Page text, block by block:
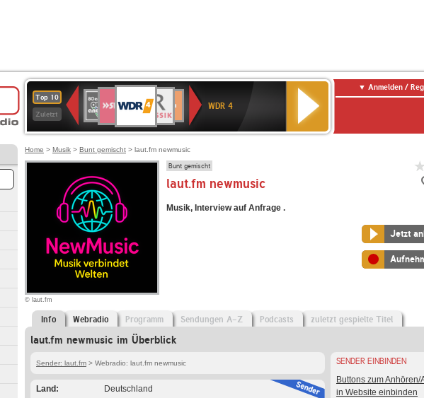
Top 10
Zuletzt
Deutschlandfunk
80er
90er
OLDIE
ANTENNE
4
KLASSIK
Deutschlandfunk
Kultur
Kultur
2
WDR 4
Anmelden /
Home > Musik > Bunt gemischt > laut.fm newmusic
© laut.fm
Bunt gemischt
laut.fm newmusic
Musik, Interview auf Anfrage .
Jetzt
Info Webradio Programm Sendungen A-Z Podcasts zuletzt gespielte Titel
laut.fm newmusic im Überblick
Sender: laut.fm > Webradio: laut.fm newmusic
Land
Deutschland
SENDER EINBINDEN
Buttons zum Anhören/
in Website einbinden